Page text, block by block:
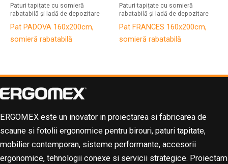
Paturi tapițate cu somieră
rabatabilă și ladă de depozitare
Pat PADOVA 160x200cm,
somieră rabatabilă
Paturi tapițate cu somieră
rabatabilă și ladă de depozitare
Pat FRANCES 160x200cm,
somieră rabatabilă
ERGOMEX este un inovator in proiectarea si fabricarea de
scaune si fotolii ergonomice pentru birouri, paturi tapitate,
mobilier contemporan, sisteme performante, accesorii
ergonomice, tehnologii conexe si servicii strategice. Proiectam